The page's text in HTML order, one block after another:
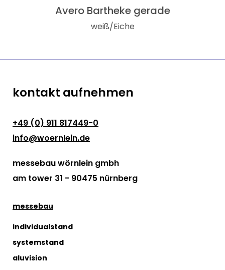
Avero Bartheke gerade
weiß/Eiche
kontakt aufnehmen
+49 (0) 911 817449-0
info@woernlein.de
messebau wörnlein gmbh
am tower 31 - 90475 nürnberg
messebau
individualstand
systemstand
aluvision